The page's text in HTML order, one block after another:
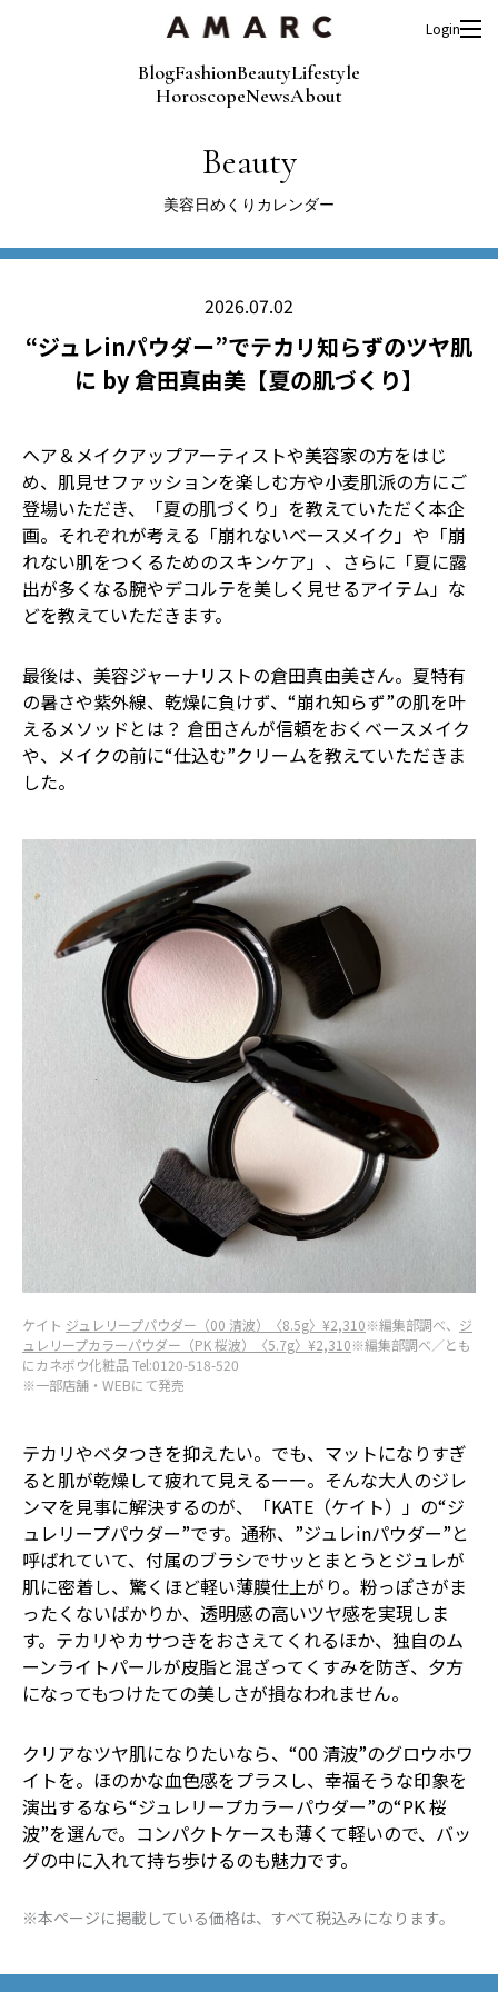
BlogFashionBeautyLifestyle
HoroscopeNewsAbout
Login
Beauty
美容日めくりカレンダー
2026.07.02
“ジュレinパウダー”でテカリ知らずのツヤ肌
に by 倉田真由美【夏の肌づくり】
ヘア＆メイクアップアーティストや美容家の方をはじ
め、肌見せファッションを楽しむ方や小麦肌派の方にご
登場いただき、「夏の肌づくり」を教えていただく本企
画。それぞれが考える「崩れないベースメイク」や「崩
れない肌をつくるためのスキンケア」、さらに「夏に露
出が多くなる腕やデコルテを美しく見せるアイテム」な
どを教えていただきます。
最後は、美容ジャーナリストの倉田真由美さん。夏特有
の暑さや紫外線、乾燥に負けず、“崩れ知らず”の肌を叶
えるメソッドとは？ 倉田さんが信頼をおくベースメイク
や、メイクの前に“仕込む”クリームを教えていただきま
した。
ケイト ジュレリープパウダー（00 清波）〈8.5g〉¥2,310※編集部調べ、 ジ
ュレリープカラーパウダー（PK 桜波）〈5.7g〉¥2,310※編集部調べ／とも
にカネボウ化粧品 Tel:0120-518-520
※一部店舗・WEBにて発売
テカリやベタつきを抑えたい。でも、マットになりすぎ
ると肌が乾燥して疲れて見えるーー。そんな大人のジレ
ンマを見事に解決するのが、「KATE（ケイト）」の“ジ
ュレリープパウダー”です。通称、”ジュレinパウダー”と
呼ばれていて、付属のブラシでサッとまとうとジュレが
肌に密着し、驚くほど軽い薄膜仕上がり。粉っぽさがま
ったくないばかりか、透明感の高いツヤ感を実現しま
す。テカリやカサつきをおさえてくれるほか、独自のム
ーンライトパールが皮脂と混ざってくすみを防ぎ、夕方
になってもつけたての美しさが損なわれません。
クリアなツヤ肌になりたいなら、“00 清波”のグロウホワ
イトを。ほのかな血色感をプラスし、幸福そうな印象を
演出するなら“ジュレリープカラーパウダー”の“PK 桜
波”を選んで。コンパクトケースも薄くて軽いので、バッ
グの中に入れて持ち歩けるのも魅力です。
※本ページに掲載している価格は、すべて税込みになります。